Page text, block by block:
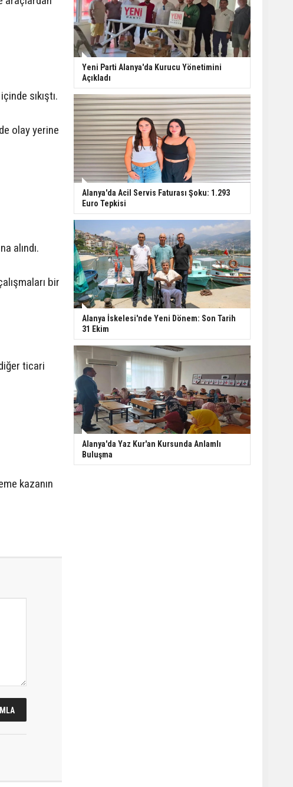
sıkıştı.
olay yerine
alındı.
bir
ticari
kazanın
manevra kazayı
beraberinde getirdi: 3
yaralı
Serik’te inşaatta beton
blok işçinin üzerine
Yeni Parti Alanya'da Kurucu Yönetimini
Açıkladı
Alanya'da Acil Servis Faturası Şoku: 1.293
Euro Tepkisi
Alanya İskelesi'nde Yeni Dönem: Son Tarih
31 Ekim
Alanya'da Yaz Kur'an Kursunda Anlamlı
Buluşma